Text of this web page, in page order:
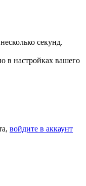
секунд.
в настройках вашего
войдите в аккаунт